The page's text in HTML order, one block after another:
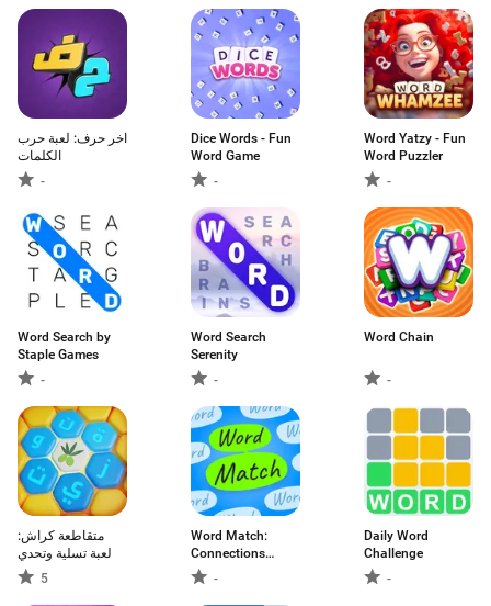
اخر حرف: لعبة حرب
الكلمات
-
Dice Words - Fun
Word Game
-
Word Yatzy - Fun
Word Puzzler
-
Word Search by
Staple Games
-
Word Search
Serenity
-
Word Chain
-
متقاطعة كراش:
لعبة تسلية وتحدي
5
Word Match:
Connections
Game-
Daily Word
Challenge
-